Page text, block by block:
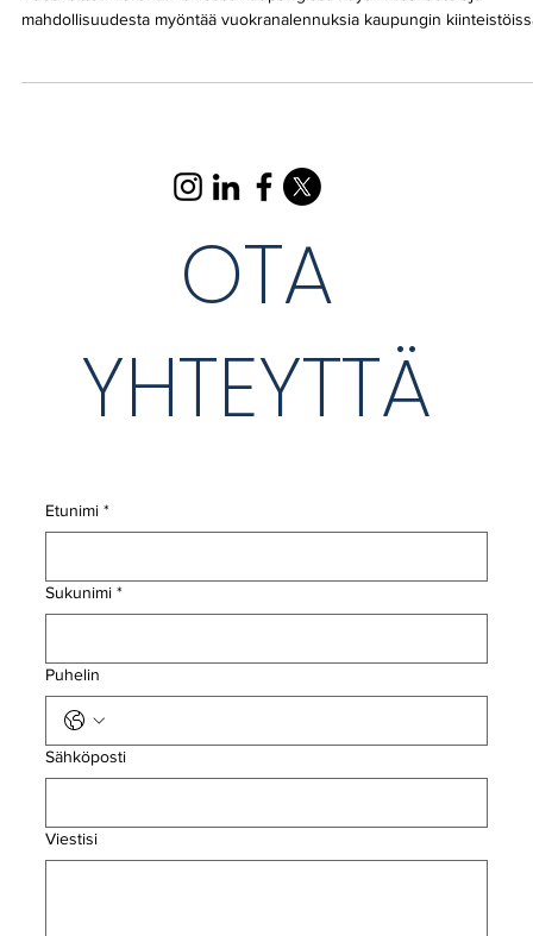
Kaupungin vuokrahelpotukset yrityksille
Vuosi sitten koronan iskiessä kaupungissa käytiin keskusteluja
OTA
YHTEYTTÄ
Etunimi *
Sukunimi
Puhelin
Sähköposti